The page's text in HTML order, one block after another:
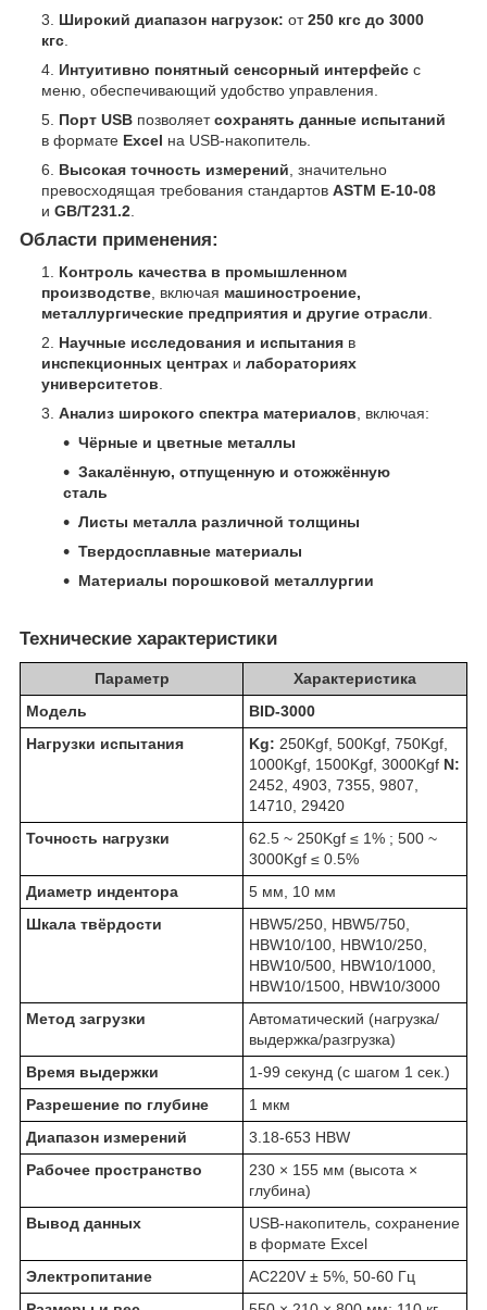
Широкий диапазон нагрузок: от250 кгс до 3000
кгс
Интуитивно понятный сенсорный интерфейс с
меню, обеспечивающий удобство управления.
Порт USB позволяетсохранять данные испытаний
в формате Excel на USB-накопитель.
Высокая точность измерений , значительно
превосходящая требования стандартов ASTM E-10-08
и GB/T231.2
Области применения:
Контроль качества в промышленном
производстве, включая машиностроение,
металлургические предприятия и другие отрасли.
Научные исследования и испытания в
инспекционных центрах и лабораториях
университетов.
Анализ широкого спектра материалов, включая:
Чёрные и цветные металлы
Закалённую, отпущенную и отожжённую
сталь
Листы металла различной толщины
Твердосплавные материалы
Материалы порошковой металлургии
Технические характеристики
Параметр
Характеристика
Модель
BID-3000
Нагрузки испытания
Kg: 250Kgf, 500Kgf, 750Kgf,
1000Kgf, 1500Kgf, 3000Kgf N:
2452, 4903, 7355, 9807,
14710, 29420
Точность нагрузки
62.5 ~ 250Kgf ≤ 1% ; 500 ~
3000Kgf ≤ 0.5%
Диаметр индентора
5 мм, 10 мм
Шкала твёрдости
HBW5/250, HBW5/750,
HBW10/100, HBW10/250,
HBW10/500, HBW10/1000,
HBW10/1500, HBW10/3000
Метод загрузки
Автоматический (нагрузка/
выдержка/разгрузка)
Время выдержки
1-99 секунд (с шагом 1 сек.)
Разрешение по глубине
1 мкм
Диапазон измерений
3.18-653 HBW
Рабочее пространство
230 × 155 мм (высота ×
глубина)
Вывод данных
USB-накопитель, сохранение
в формате Excel
Электропитание
AC220V ± 5%, 50-60 Гц